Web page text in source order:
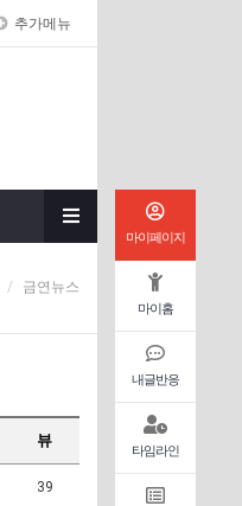
추가메뉴
금연뉴스
마이페이지
마이홈
내글반응
타임라인
뷰
39